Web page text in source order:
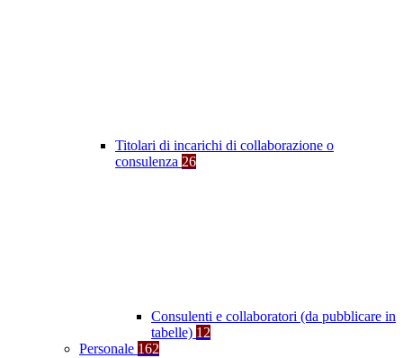
Titolari di incarichi di collaborazione o
consulenza 26
Consulenti e collaboratori (da pubblicare in
tabelle) 12
Personale 162